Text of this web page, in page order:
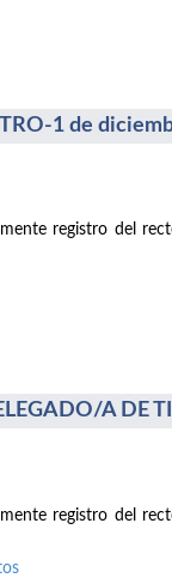
1 de
registro del
A DE
registro del